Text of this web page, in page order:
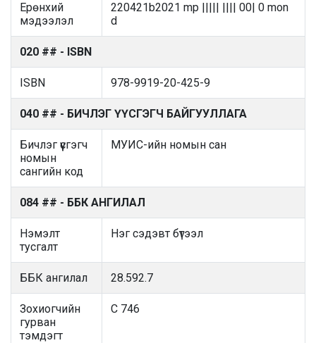
Ерөнхий
мэдээлэл
220421b2021 mp ||||| |||| 00| 0 mon
d
020 ## - ISBN
ISBN 978-9919-20-425-9
040 ## - БИЧЛЭГ ҮҮСГЭГЧ БАЙГУУЛЛАГА
Бичлэг үүсгэгч
номын
сангийн код
МУИС-ийн номын сан
084 ## - ББК АНГИЛАЛ
Нэмэлт
тусгалт
Нэг сэдэвт бүтээл
ББК ангилал 28.592.7
Зохиогчийн
гурван
тэмдэгт
С 746